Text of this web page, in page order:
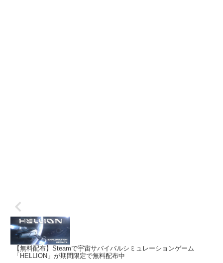
【無料配布】Steamで宇宙サバイバルシミュレーションゲーム
「HELLION」が期間限定で無料配布中